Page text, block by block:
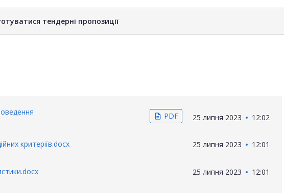
тендерні пропозиції
description PDF 25 липня 2023 12:02
критеріїв.docx 25 липня 2023 12:01
25 липня 2023 12:01